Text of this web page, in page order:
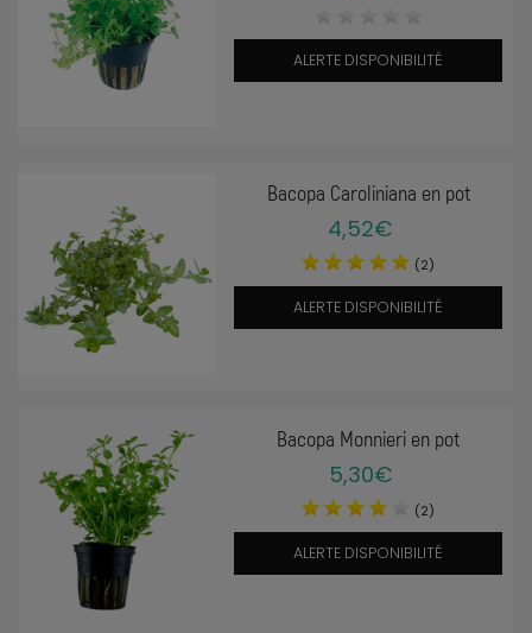
ALERTE DISPONIBILITÉ
Bacopa Caroliniana en pot
4,52€
(2)
ALERTE DISPONIBILITÉ
Bacopa Monnieri en pot
5,30€
(2)
ALERTE DISPONIBILITÉ